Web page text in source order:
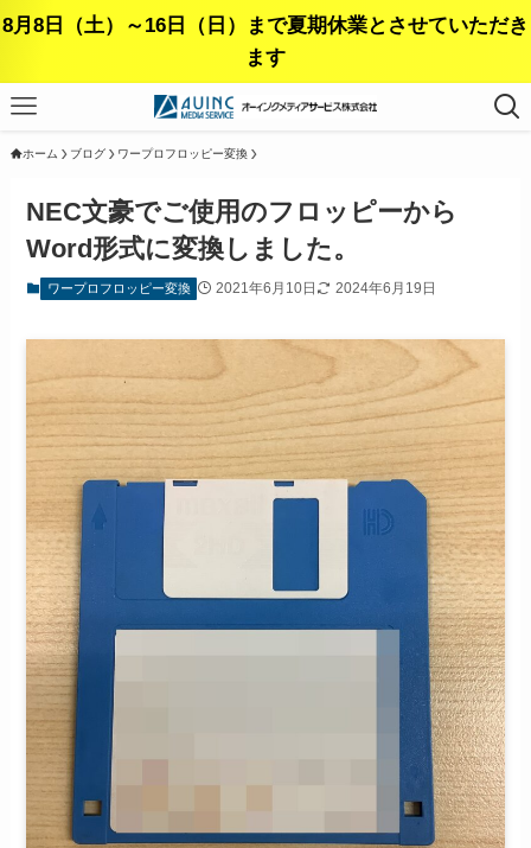
8月8日（土）～16日（日）まで夏期休業とさせていただき
ます
ホーム ブログ ワープロフロッピー変換
NEC文豪でご使用のフロッピーから
Word形式に変換しました。
ワープロフロッピー変換 2021年6月10日 2024年6月19日